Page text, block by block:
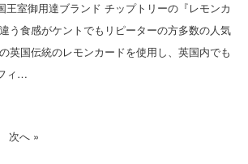
王室御用達ブランド チップトリーの『レモンカ
う食感がケントでもリピーターの方多数の人気
英国伝統のレモンカードを使用し、英国内でも
ィ…
次へ »